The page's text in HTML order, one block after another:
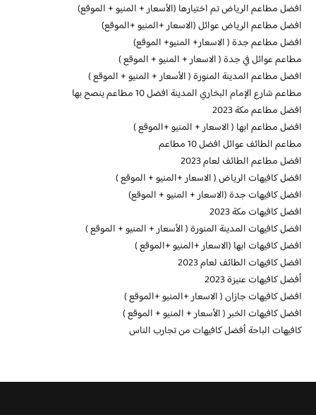
افضل مطاعم الرياض تم اختيارها (الأسعار + المنيو + الموقع)
افضل مطاعم الرياض عوائل (الاسعار +المنيو +الموقع)
افضل مطاعم جدة ( الاسعار+ المنيو+ الموقع)
مطاعم عوائل في جدة ( الاسعار + المنيو + الموقع )
افضل مطاعم المدينة المنورة ( الأسعار + المنيو + الموقع )
مطاعم شارع الإمام البخاري المدينة افضل 10 مطاعم ينصح بها
افضل مطاعم مكة 2023
افضل مطاعم ابها ( الاسعار + المنيو +الموقع )
مطاعم الطائف عوائل افضل 10 مطاعم
افضل مطاعم الطائف لعام 2023
افضل كافيهات الرياض ( الاسعار +المنيو + الموقع )
افضل كافيهات جدة (الاسعار + المنيو + الموقع)
افضل كافيهات مكة 2023
افضل كافيهات المدينة المنورة ( الأسعار + المنيو + الموقع )
افضل كافيهات ابها (الاسعار +المنيو +الموقع )
افضل كافيهات الطائف لعام 2023
أفضل كافيهات عنيزة 2023
افضل كافيهات جازان ( الاسعار +المنيو +الموقع )
افضل كافيهات الخبر ( الأسعار + المنيو + الموقع )
كافيهات الباحة أفضل كافيهات من تجارب الناس